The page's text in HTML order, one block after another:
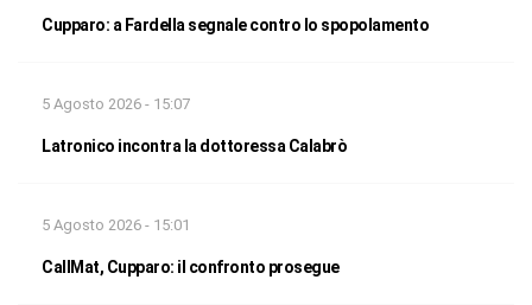
Cupparo: a Fardella segnale contro lo spopolamento
5 Agosto 2026 - 15:07
Latronico incontra la dottoressa Calabrò
5 Agosto 2026 - 15:01
CallMat, Cupparo: il confronto prosegue